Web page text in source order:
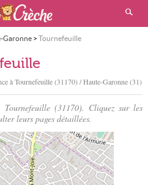
Garonne> Tournefeuille
àTournefeuille(31170) / Haute-Garonne (31)
(31170). Cliquez sur les
leurs pages détaillées.